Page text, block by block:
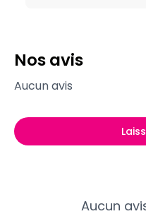
Nos avis
Aucun
Aucun avis